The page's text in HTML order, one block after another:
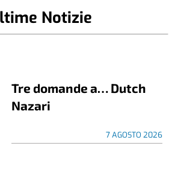
Notizie
Tre domande a… Dutch
Nazari
7 AGOSTO 2026